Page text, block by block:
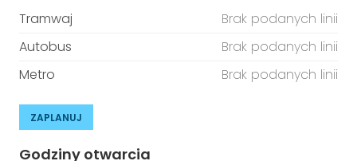
Tramwaj
Brak podanych linii
Autobus
Brak podanych linii
Metro
Brak podanych linii
ZAPLANUJ
Godziny otwarcia